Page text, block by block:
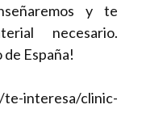
y te
necesario.
España!
interesa/clinic-